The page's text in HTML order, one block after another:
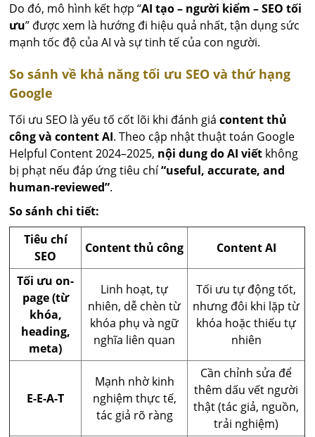
Do đó, mô hình kết hợp “AI tạo – người kiểm – SEO tối
ưu” được xem là hướng đi hiệu quả nhất, tận dụng sức
mạnh tốc độ của AI và sự tinh tế của con người.
So sánh về khả năng tối ưu SEO và thứ hạng
Google
Tối ưu SEO là yếu tố cốt lõi khi đánh giácontent thủ
công và content AI. Theo cập nhật thuật toán Google
Helpful Content 2024–2025, nội dung do AI viết không
bị phạt nếu đáp ứng tiêu chí“useful, accurate, and
human-reviewed”.
So sánh chi tiết:
Tiêu chí
SEO
Content thủ công Content AI
Tối ưu on-
page (từ
khóa,
heading,
meta)
Linh hoạt, tự
nhiên, dễ chèn từ
khóa phụ và ngữ
nghĩa liên quan
Tối ưu tự động tốt,
nhưng đôi khi lặp từ
khóa hoặc thiếu tự
nhiên
E-E-A-T
Mạnh nhờ kinh
nghiệm thực tế,
tác giả rõ ràng
Cần chỉnh sửa để
thêm dấu vết người
thật (tác giả, nguồn,
trải nghiệm)